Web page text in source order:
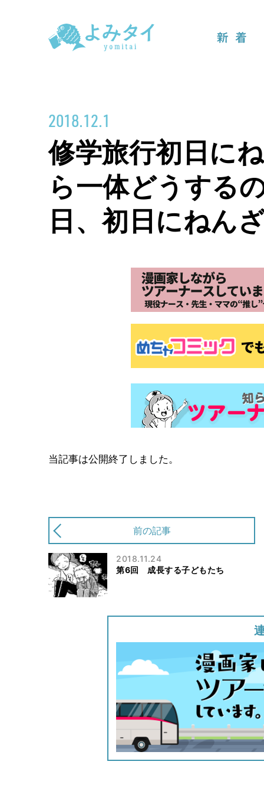
2018.12.1
修学旅行初日に
ら一体どうする
日、初日にねん
当記事は公開終了しました。
前の記事
2018.11.24
第6回 成長する子どもたち